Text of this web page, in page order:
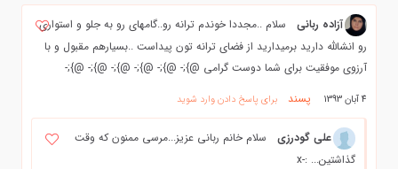
آزاده ربانی
سلام ..مجددا خوندم ترانه رو..گامهای رو به جلو و استواری
رو انشالله دارید برمیدارید از فضای ترانه تون پیداست ..بسیارهم مقبول و با
آرزوی موفقیت برای شما دوست گرامی @};- @};- @};- @};- @};- @};-
4 آبان 1393 پسند برای پاسخ دادن وارد شوید
علی گودرزی
سلام خانم ربانی عزیز...مرسی ممنون که وقت
گذاشتین... :-x